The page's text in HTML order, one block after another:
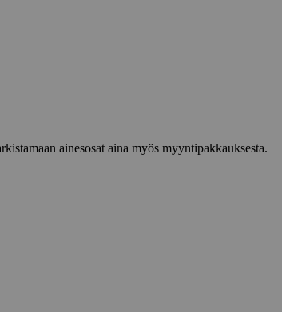
ainesosat aina myös myyntipakkauksesta.